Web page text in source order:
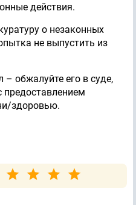
действия.
о незаконных
не выпустить из
– обжалуйте его в суде,
здоровью.